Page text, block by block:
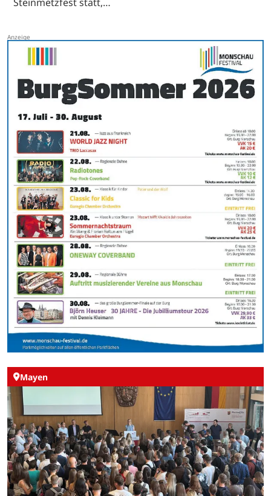
Mayen